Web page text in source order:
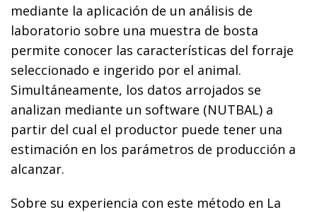
mediante la aplicación de un análisis de
laboratorio sobre una muestra de bosta
permite conocer las características del forraje
seleccionado e ingerido por el animal.
Simultáneamente, los datos arrojados se
analizan mediante un software (NUTBAL) a
partir del cual el productor puede tener una
estimación en los parámetros de producción a
alcanzar.
Sobre su experiencia con este método en La